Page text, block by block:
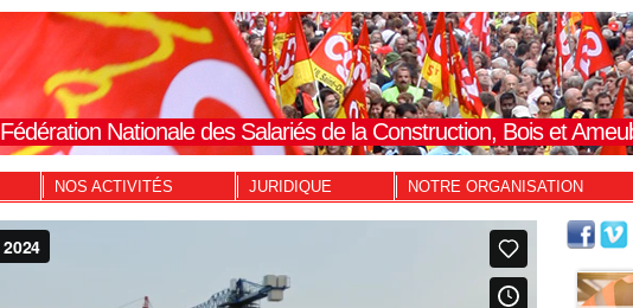
Fédération Nationale des Salariés de la Construction, Bois et
NOS ACTIVITÉS JURIDIQUE NOTRE ORGANISATION